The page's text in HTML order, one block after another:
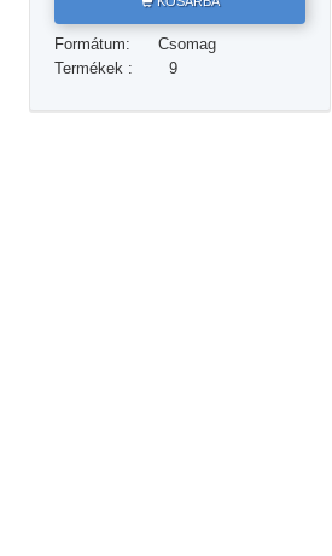
Megoldások a drogokra
Gyerekek
Formátum:
Csomag
Termékek :
9